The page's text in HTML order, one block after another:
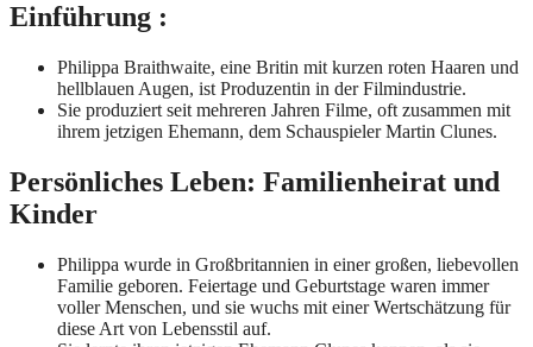
Einführung :
Philippa Braithwaite, eine Britin mit kurzen roten Haaren und
hellblauen Augen, ist Produzentin in der Filmindustrie.
Sie produziert seit mehreren Jahren Filme, oft zusammen mit
ihrem jetzigen Ehemann, dem Schauspieler Martin Clunes.
Persönliches Leben: Familienheirat und
Kinder
Philippa wurde in Großbritannien in einer großen, liebevollen
Familie geboren. Feiertage und Geburtstage waren immer
voller Menschen, und sie wuchs mit einer Wertschätzung für
diese Art von Lebensstil auf.